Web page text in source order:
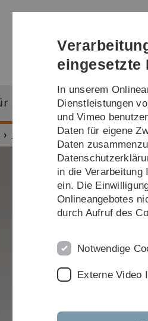
Studieninteressierte
Studium Masterstudiengänge
eingesetzte
In unserem
Dienstleistungen
und Vimeo
Daten für eigene
Daten
in die Verarbeitung
ein. Die
Onlineangebotes
durch Aufruf des
Notwendige
Externe Video